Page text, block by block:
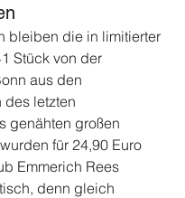
bleiben die in limitierter
Stück von der
aus den
des letzten
genähten großen
für 24,90 Euro
Emmerich Rees
denn gleich